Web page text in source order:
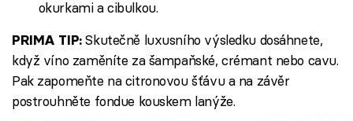
okurkami a cibulkou.
PRIMA TIP:Skutečně luxusního výsledku dosáhnete,
když víno zaměníte za šampaňské, crémant nebo cavu.
Pak zapomeňte na citronovou šťávu a na závěr
postrouhněte fondue kouskem lanýže.